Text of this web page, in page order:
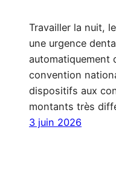
Travailler la nuit,
une urgence
automatiquement
convention
dispositifs aux
montants très
3 juin 2026